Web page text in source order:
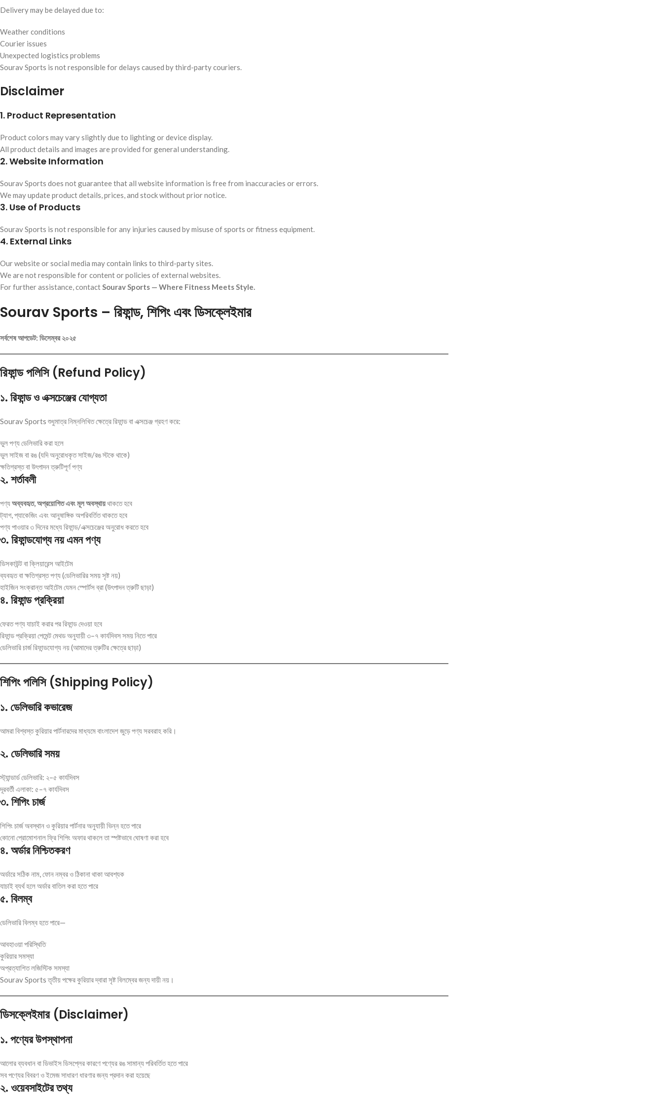
Delivery may be delayed due to:
Weather conditions
Courier issues
Unexpected logistics problems
Sourav Sports is not responsible for delays caused by third-party couriers.
Disclaimer
1. Product Representation
Product colors may vary slightly due to lighting or device display.
All product details and images are provided for general understanding.
2. Website Information
Sourav Sports does not guarantee that all website information is free from inaccuracies or errors.
We may update product details, prices, and stock without prior notice.
3. Use of Products
Sourav Sports is not responsible for any injuries caused by misuse of sports or fitness equipment.
4. External Links
Our website or social media may contain links to third-party sites.
We are not responsible for content or policies of external websites.
For further assistance, contactSourav Sports — Where Fitness Meets Style.
Sourav Sports – রিফান্ড, শিপিংএবংডিসক্লেইমার
সর্বশেষআপডেট: ডিসেম্বর২০২৫
রিফান্ডপলিসি (Refund Policy)
১.রিফান্ডওএক্সচেঞ্জেরযোগ্যতা
Sourav Sports শুধুমাত্র নিম্নলিখিত ক্ষেত্রে রিফান্ড বা এক্সচেঞ্জ গ্রহণ করে:
ভুল পণ্য ডেলিভারি করা হলে
ভুল সাইজ বা রঙ (যদি অনুরোধকৃত সাইজ/রঙ স্টকে থাকে)
ক্ষতিগ্রস্ত বা উৎপাদন ত্রুটিপূর্ণ পণ্য
২.শর্তাবলী
পণ্যঅব্যবহৃত,অপ্রয়োগিতএবংমূলঅবস্থায়থাকতে হবে
ট্যাগ, প্যাকেজিং এবং আনুষাঙ্গিক অপরিবর্তিত থাকতে হবে
পণ্য পাওয়ার ৩ দিনের মধ্যে রিফান্ড/এক্সচেঞ্জের অনুরোধ করতে হবে
৩.রিফান্ডযোগ্যনয়এমনপণ্য
ডিসকাউন্ট বা ক্লিয়ারেন্স আইটেম
ব্যবহৃত বা ক্ষতিগ্রস্ত পণ্য (ডেলিভারির সময় সৃষ্ট নয়)
হাইজিন সংক্রান্ত আইটেম যেমন স্পোর্টস ব্রা (উৎপাদন ত্রুটি ছাড়া)
৪.রিফান্ডপ্রক্রিয়া
ফেরত পণ্য যাচাই করার পর রিফান্ড দেওয়া হবে
রিফান্ড প্রক্রিয়া পেমেন্ট মেথড অনুযায়ী ৩–৭ কার্যদিবস সময় নিতে পারে
ডেলিভারি চার্জ রিফান্ডযোগ্য নয় (আমাদের ত্রুটির ক্ষেত্রে ছাড়া)
শিপিংপলিসি (Shipping Policy)
১.ডেলিভারিকভারেজ
আমরা বিশ্বস্ত কুরিয়ার পার্টনারদের মাধ্যমে বাংলাদেশ জুড়ে পণ্য সরবরাহ করি।
২.ডেলিভারিসময়
স্ট্যান্ডার্ড ডেলিভারি: ২–৫ কার্যদিবস
দূরবর্তী এলাকা: ৫–৭ কার্যদিবস
৩.শিপিংচার্জ
শিপিং চার্জ অবস্থান ও কুরিয়ার পার্টনার অনুযায়ী ভিন্ন হতে পারে
কোনো প্রোমোশনাল ফ্রি শিপিং অফার থাকলে তা স্পষ্টভাবে ঘোষণা করা হবে
৪.অর্ডারনিশ্চিতকরণ
অর্ডারে সঠিক নাম, ফোন নম্বর ও ঠিকানা থাকা আবশ্যক
যাচাই ব্যর্থ হলে অর্ডার বাতিল করা হতে পারে
৫.বিলম্ব
ডেলিভারি বিলম্ব হতে পারে—
আবহাওয়া পরিস্থিতি
কুরিয়ার সমস্যা
অপ্রত্যাশিত লজিস্টিক সমস্যা
Sourav Sports তৃতীয় পক্ষের কুরিয়ার দ্বারা সৃষ্ট বিলম্বের জন্য দায়ী নয়।
ডিসক্লেইমার (Disclaimer)
১.পণ্যেরউপস্থাপনা
আলোর ব্যবধান বা ডিভাইস ডিসপ্লের কারণে পণ্যের রঙ সামান্য পরিবর্তিত হতে পারে
সব পণ্যের বিবরণ ও ইমেজ সাধারণ ধারণার জন্য প্রদান করা হয়েছে
২.ওয়েবসাইটেরতথ্য